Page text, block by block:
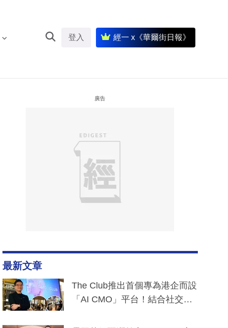
登入 經一 x《華爾街日報》
廣告
最新文章
The Club推出首個專為港企而設
「AI CMO」平台！結合社交聆